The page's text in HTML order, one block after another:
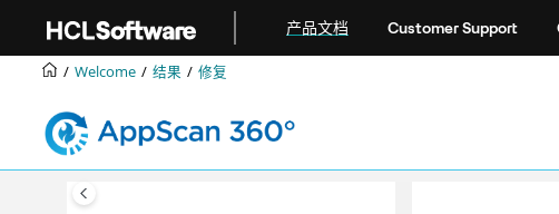
产品文档 Customer Support
Welcome 结果 修复